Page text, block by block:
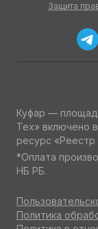
Защита
Куфар —
Тех» включено
ресурс
*Оплата
НБ РБ.
Политика